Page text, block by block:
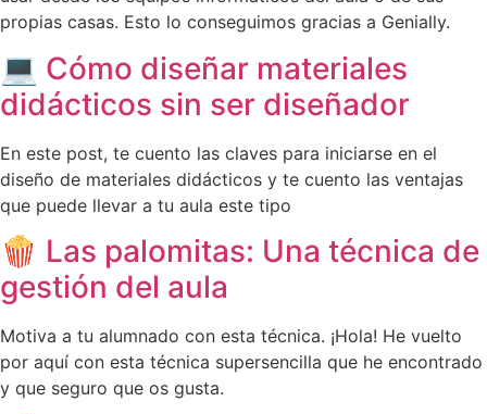
propias casas. Esto lo conseguimos gracias a Genially.
💻 Cómo diseñar materiales
didácticos sin ser diseñador
En este post, te cuento las claves para iniciarse en el
diseño de materiales didácticos y te cuento las ventajas
que puede llevar a tu aula este tipo
🍿 Las palomitas: Una técnica de
gestión del aula
Motiva a tu alumnado con esta técnica. ¡Hola! He vuelto
por aquí con esta técnica supersencilla que he encontrado
y que seguro que os gusta.